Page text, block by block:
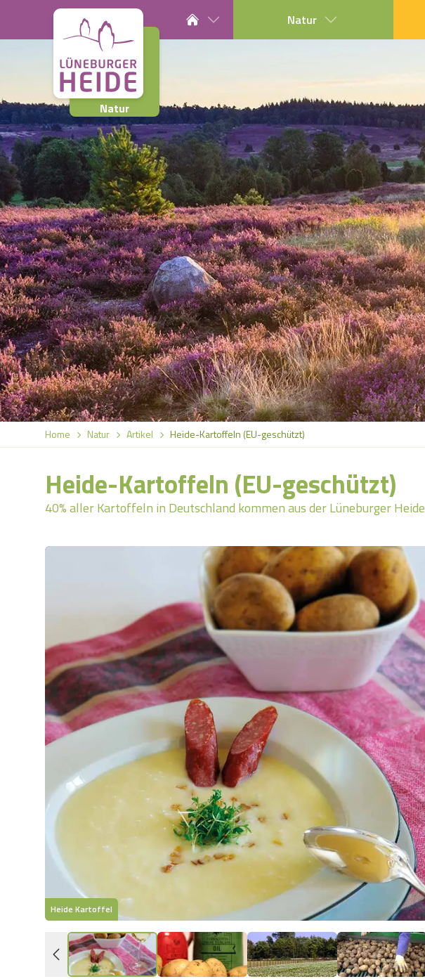
Natur
Natur
Home Natur Artikel Heide-Kartoffeln (EU-geschützt)
Heide-Kartoffeln (EU-geschützt)
40% aller Kartoffeln in Deutschland kommen aus der Lüneburger Heide
Heide Kartoffel